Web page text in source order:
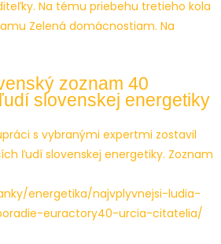
Na tému priebehu tretieho kola
Zelená domácnostiam. Na
zoznam 40
slovenskej energetiky
s vybranými expertmi zostavil
ľudí slovenskej energetiky. Zoznam
energetika/najvplyvnejsi-ludia-
euractory40-urcia-citatelia/